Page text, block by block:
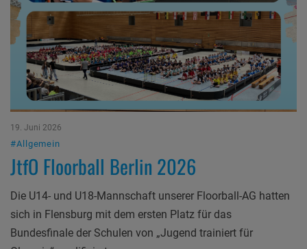
19. Juni 2026
#Allgemein
JtfO Floorball Berlin 2026
Die U14- und U18-Mannschaft unserer Floorball-AG hatten
sich in Flensburg mit dem ersten Platz für das
Bundesfinale der Schulen von „Jugend trainiert für